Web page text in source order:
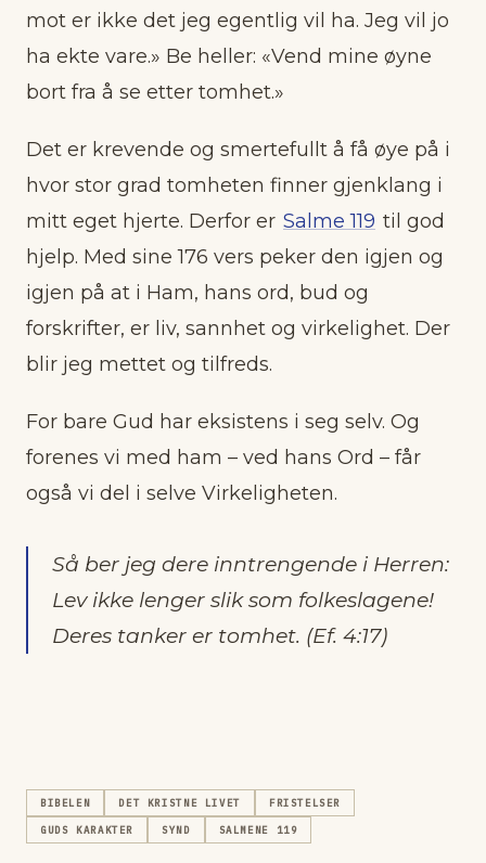
mot er ikke det jeg egentlig vil ha. Jeg vil jo
ha ekte vare.» Be heller: «Vend mine øyne
bort fra å se etter tomhet.»
Det er krevende og smertefullt å få øye på i
hvor stor grad tomheten finner gjenklang i
mitt eget hjerte. Derfor er Salme 119 til god
hjelp. Med sine 176 vers peker den igjen og
igjen på at i Ham, hans ord, bud og
forskrifter, er liv, sannhet og virkelighet. Der
blir jeg mettet og tilfreds.
For bare Gud har eksistens i seg selv. Og
forenes vi med ham – ved hans Ord – får
også vi del i selve Virkeligheten.
Så ber jeg dere inntrengende i Herren:
Lev ikke lenger slik som folkeslagene!
Deres tanker er tomhet. (Ef. 4:17)
BIBELEN DET KRISTNE LIVET FRISTELSER
GUDS KARAKTER SYND SALMENE 119